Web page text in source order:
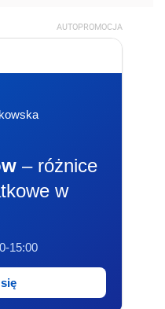
AUTOPROMOCJA
– różnice
w
15:00